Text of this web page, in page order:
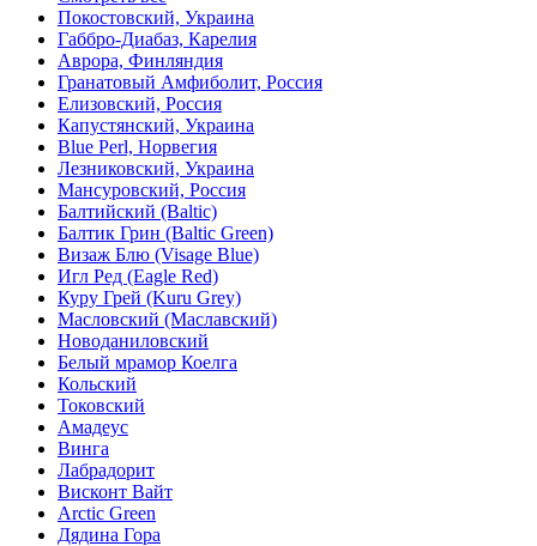
Покостовский, Украина
Габбро-Диабаз, Карелия
Аврора, Финляндия
Гранатовый Амфиболит, Россия
Елизовский, Россия
Капустянский, Украина
Blue Perl, Норвегия
Лезниковский, Украина
Мансуровский, Россия
Балтийский (Baltic)
Балтик Грин (Baltic Green)
Визаж Блю (Visage Blue)
Игл Ред (Eagle Red)
Куру Грей (Kuru Grey)
Масловский (Маславский)
Новоданиловский
Белый мрамор Коелга
Кольский
Токовский
Амадеус
Винга
Лабрадорит
Висконт Вайт
Аrctic Green
Дядина Гора